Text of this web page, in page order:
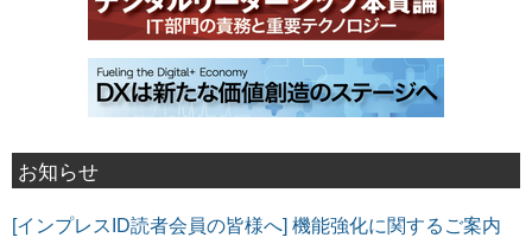
お知らせ
[インプレスID読者会員の皆様へ] 機能強化に関するご案内